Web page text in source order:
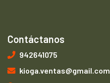
Contáctanos
942641075
kioga.ventas@gmail.com